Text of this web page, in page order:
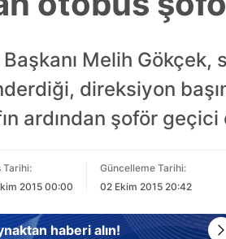
Melih Gökçek,
direksiyon
ardından şoför
Tarihi:
2015 00:00
Güncelleme Tarihi:
02 Ekim 2015 20:42
haberi alın!